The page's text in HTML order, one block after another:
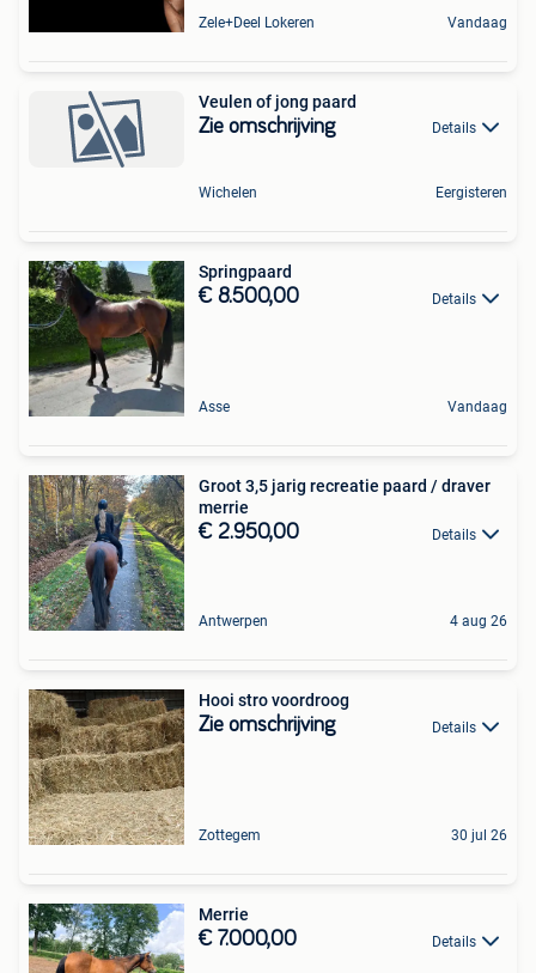
Zele+Deel Lokeren Vandaag
Veulen of jong paard
Zie omschrijving Details
Wichelen Eergisteren
Springpaard
€ 8.500,00 Details
Asse Vandaag
Groot 3,5 jarig recreatie paard / draver
merrie
€ 2.950,00 Details
Antwerpen 4 aug 26
Hooi stro voordroog
Zie omschrijving Details
Zottegem 30 jul 26
Merrie
€ 7.000,00 Details